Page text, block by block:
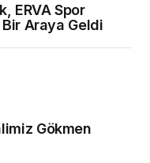
ERVA Spor
Araya Geldi
Gökmen